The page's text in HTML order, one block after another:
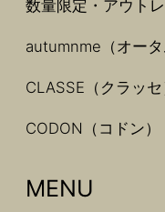
数量限定・アウト
autumnme（オータ
CLASSE（クラッセ
CODON（コドン）
MENU